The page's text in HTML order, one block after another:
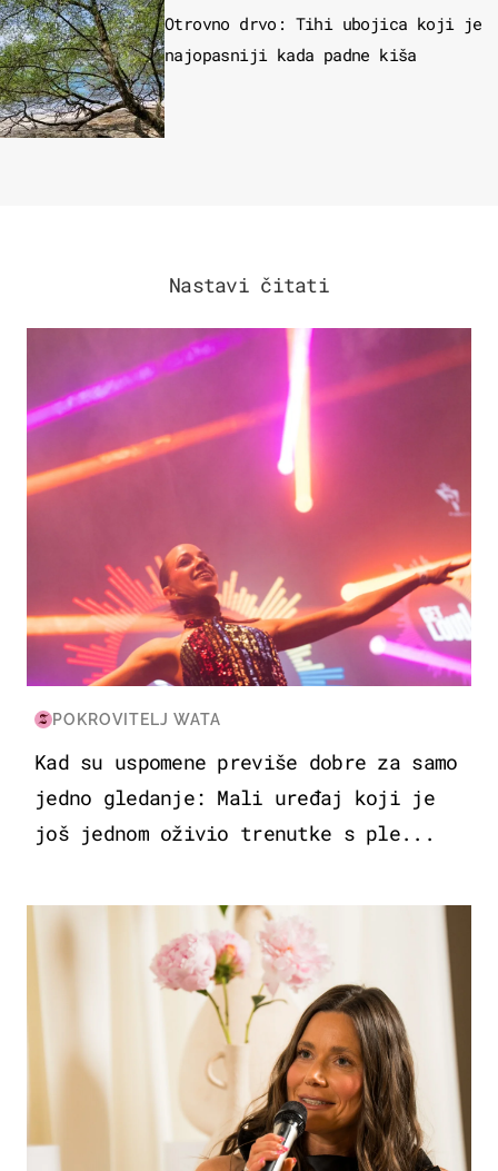
Otrovno drvo: Tihi ubojica koji je
najopasniji kada padne kiša
Nastavi čitati
KULTURA & ZABAVA
POKROVITELJ WATA
Kad su uspomene previše dobre za samo
jedno gledanje: Mali uređaj koji je
još jednom oživio trenutke s ple...
MODA & LJEPOTA